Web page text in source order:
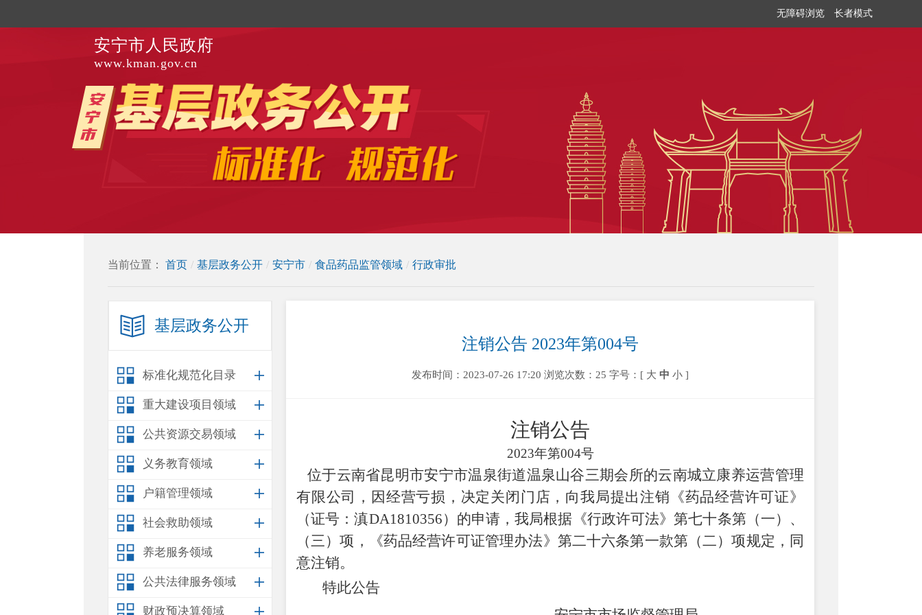
无障碍浏览 长者模式
安宁市人民政府
www.kman.gov.cn
当前位置： 首页 / 基层政务公开 / 安宁市 / 食品药品监管领域 / 行政审批
基层政务公开
标准化规范化目录
重大建设项目领域
公共资源交易领域
义务教育领域
户籍管理领域
社会救助领域
养老服务领域
公共法律服务领域
财政预决算领域
注销公告 2023年第004号
发布时间：2023-07-26 17:20 浏览次数：25 字号：[ 大 中 小 ]
注销公告
2023年第004号
位于云南省昆明市安宁市温泉街道温泉山谷三期会所的云南城立康养运营管理
有限公司，因经营亏损，决定关闭门店 ， 向我局提出注销《药品经营许可证》
（证号：滇DA1810356）的申请 ，我局根据《行政许可法》第七十条第（一）、
（三）项，《药品经营许可证管理办法》第二十六条第一款第（二）项规定，同
意注销。
特此公告